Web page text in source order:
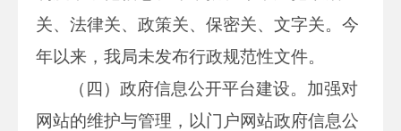
关、法律关、政策关、保密关、文字关。今
年以来，我局未发布行政规范性文件。
（四）政府信息公开平台建设。加强对
网站的维护与管理，以门户网站政府信息公